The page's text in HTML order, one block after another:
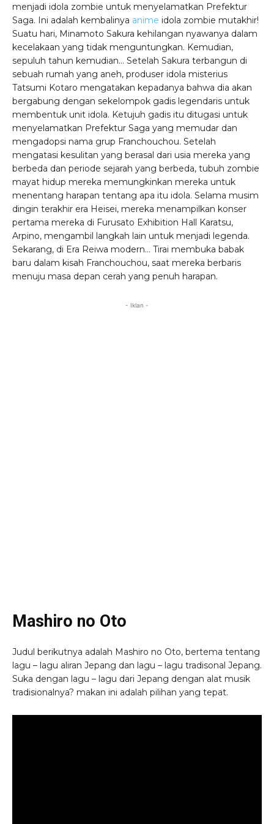
menjadi idola zombie untuk menyelamatkan Prefektur
Saga. Ini adalah kembalinya anime idola zombie mutakhir!
Suatu hari, Minamoto Sakura kehilangan nyawanya dalam
kecelakaan yang tidak menguntungkan. Kemudian,
sepuluh tahun kemudian… Setelah Sakura terbangun di
sebuah rumah yang aneh, produser idola misterius
Tatsumi Kotaro mengatakan kepadanya bahwa dia akan
bergabung dengan sekelompok gadis legendaris untuk
membentuk unit idola. Ketujuh gadis itu ditugasi untuk
menyelamatkan Prefektur Saga yang memudar dan
mengadopsi nama grup Franchouchou. Setelah
mengatasi kesulitan yang berasal dari usia mereka yang
berbeda dan periode sejarah yang berbeda, tubuh zombie
mayat hidup mereka memungkinkan mereka untuk
menentang harapan tentang apa itu idola. Selama musim
dingin terakhir era Heisei, mereka menampilkan konser
pertama mereka di Furusato Exhibition Hall Karatsu,
Arpino, mengambil langkah lain untuk menjadi legenda.
Sekarang, di Era Reiwa modern… Tirai membuka babak
baru dalam kisah Franchouchou, saat mereka berbaris
menuju masa depan cerah yang penuh harapan.
- Iklan -
Mashiro no Oto
Judul berikutnya adalah Mashiro no Oto, bertema tentang
lagu – lagu aliran Jepang dan lagu – lagu tradisonal Jepang.
Suka dengan lagu – lagu dari Jepang dengan alat musik
tradisionalnya? makan ini adalah pilihan yang tepat.